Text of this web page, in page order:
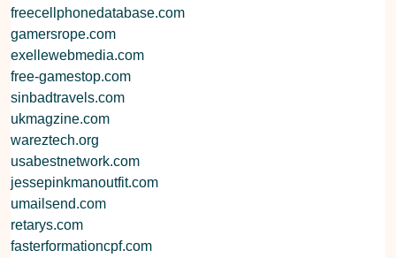
freecellphonedatabase.com
gamersrope.com
exellewebmedia.com
free-gamestop.com
sinbadtravels.com
ukmagzine.com
wareztech.org
usabestnetwork.com
jessepinkmanoutfit.com
umailsend.com
retarys.com
fasterformationcpf.com